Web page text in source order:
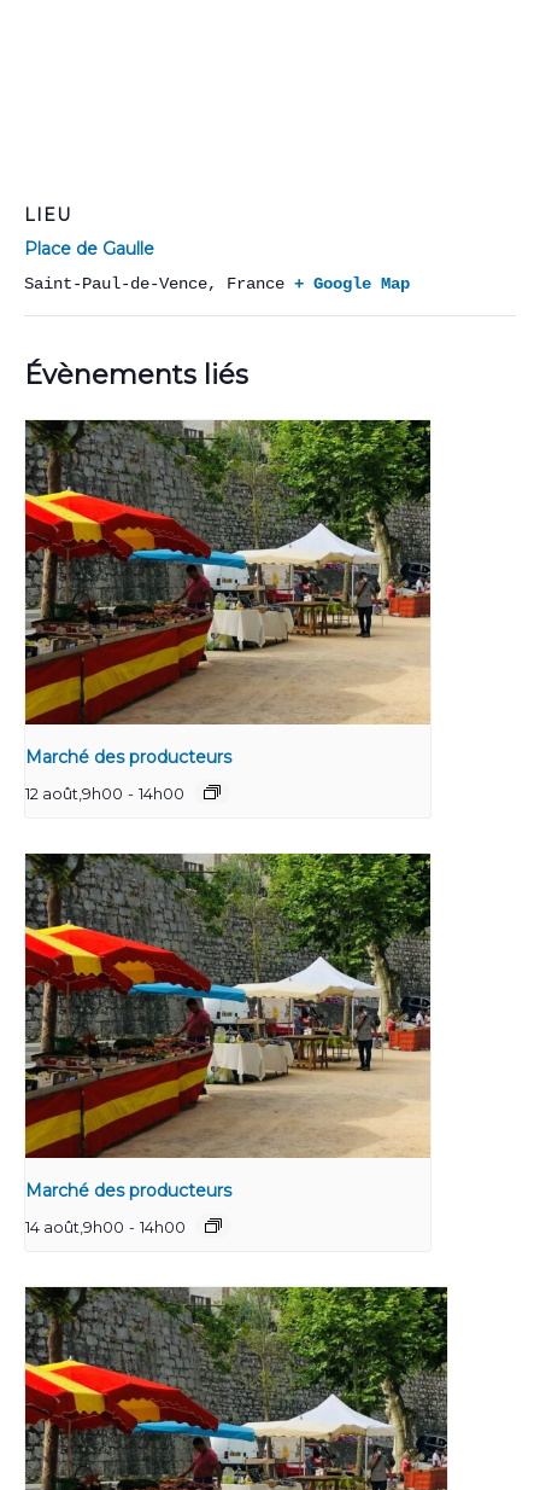
LIEU
Place de Gaulle
Saint-Paul-de-Vence, France + Google Map
Évènements liés
Marché des producteurs
12 août,9h00 - 14h00
Marché des producteurs
14 août,9h00 - 14h00